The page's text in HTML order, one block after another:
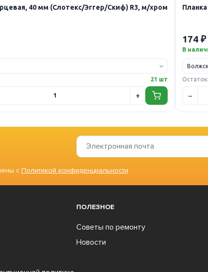
40 мм (Слотекс/Эггер/Скиф) R3, м/хром
21 шт
174 ₽
В
Остаток:
с Политикой конфиденциальности
ПОЛЕЗНОЕ
Советы по ремонту
Новости